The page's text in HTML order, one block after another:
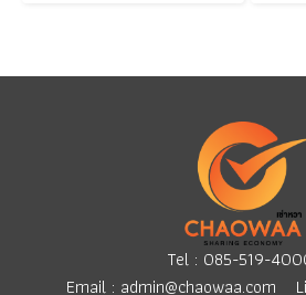
Tel : 085-519-
Email : admin@chaowaa.com